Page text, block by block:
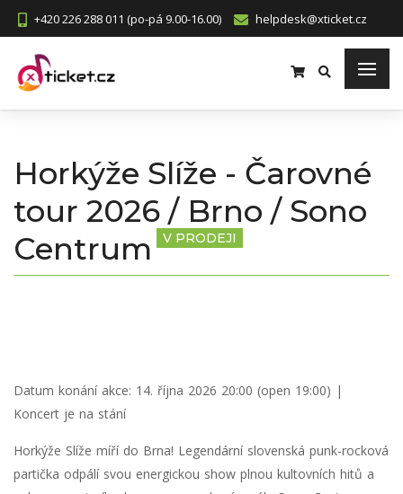
+420 226 288 011 (po-pá 9.00-16.00) helpdesk@xticket.cz
Horkýže Slíže - Čarovné
tour 2026 / Brno / Sono
Centrum
V PRODEJI
Datum konání akce: 14. října 2026 20:00 (open 19:00) |
Koncert je na stání
Horkýže Slíže míří do Brna! Legendární slovenská punk-rocková
partička odpálí svou energickou show plnou kultovních hitů a